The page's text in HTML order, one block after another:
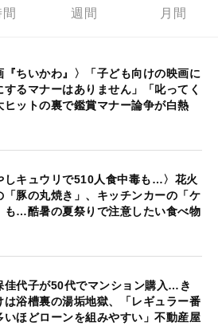
週間 月間
『ちいかわ』〉「子ども向けの映画に
するマナーはありません」「叱ってく
ヒットの裏で鑑賞マナー論争が白熱
しキュウリで510人食中毒も…〉花火
「豚の丸焼き」、キッチンカーの「ケ
も…酷暑の夏祭りで注意したい食べ物
佳代子が50代でマンション購入…き
は浴槽裏の湯垢地獄、「レギュラー番
いほどローンを組みやすい」不動産屋